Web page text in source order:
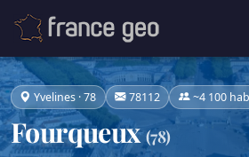
Yvelines · 78 78112 ~4 100
Fourqueux(78)